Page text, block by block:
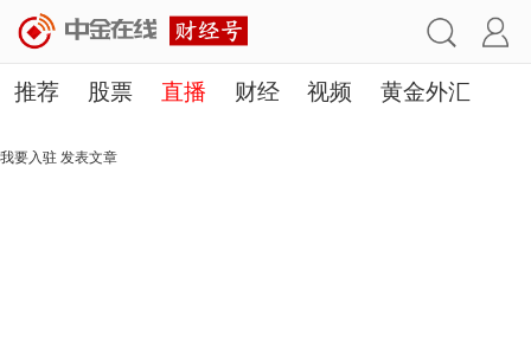
推荐 股票 直播 财经 视频 黄金外汇
理财 行业
我要入驻 发表文章